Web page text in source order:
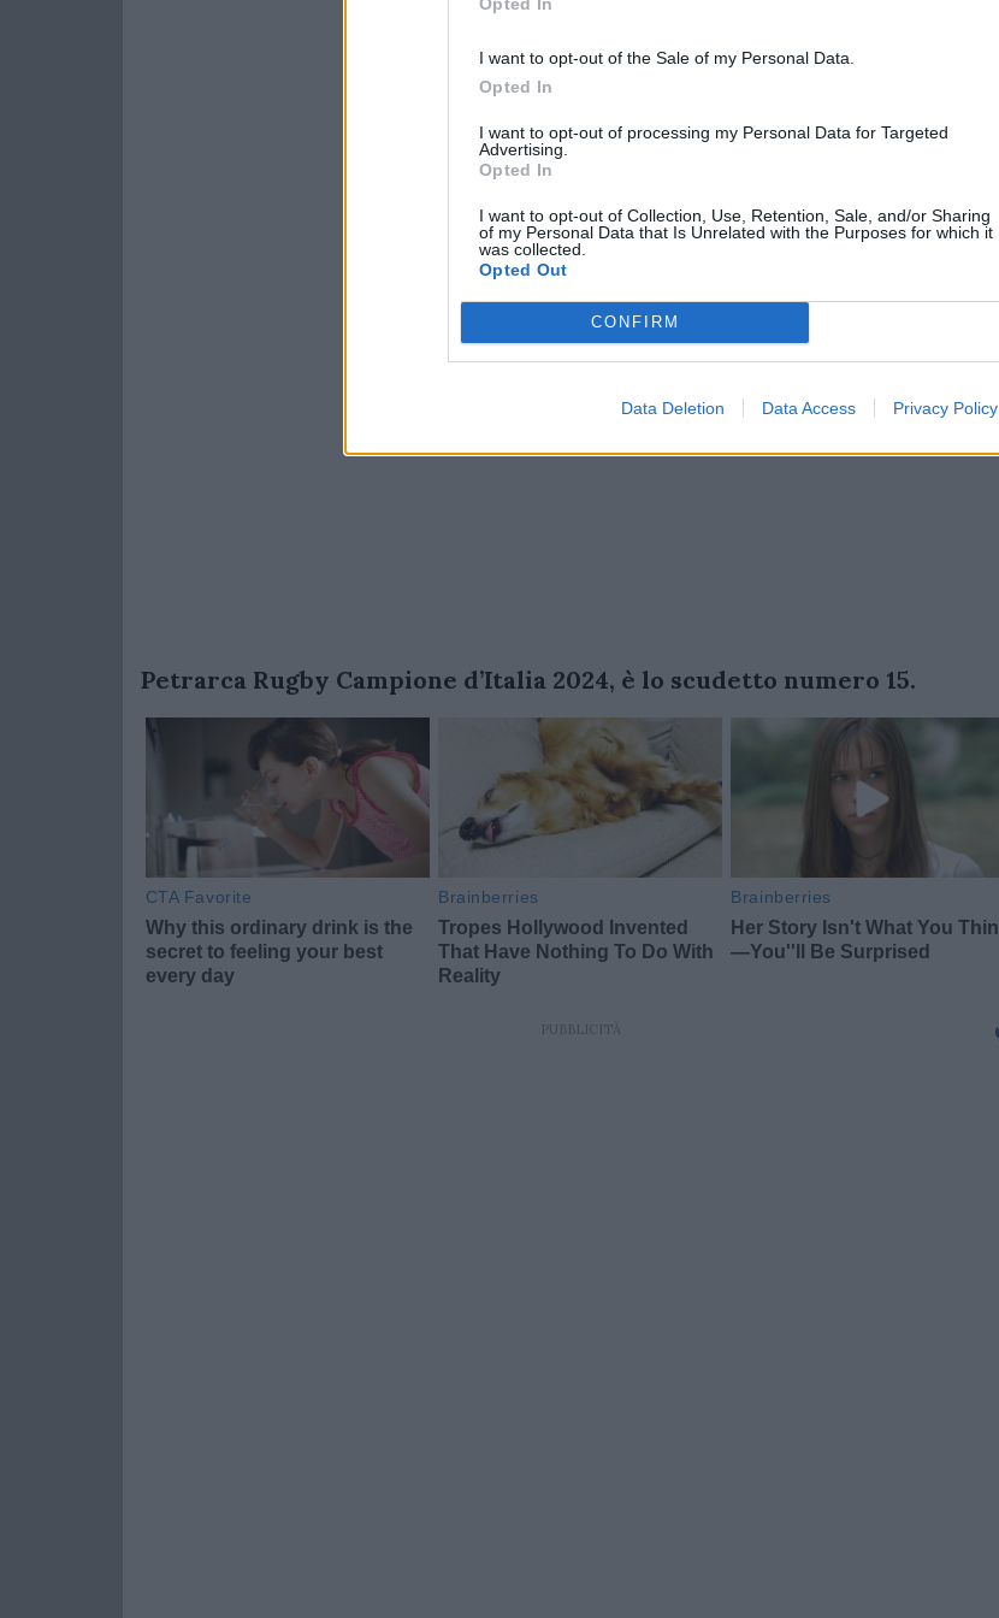
I want to opt-out of the Sale of my Personal Data.
Opted In
I want to opt-out of processing my Personal Data for Targeted
Advertising.
Opted In
I want to opt-out of Collection, Use, Retention, Sale, and/or Sharing
of my Personal Data that Is Unrelated with the Purposes for which it
was collected.
Opted Out
CONFIRM
Data Deletion Data Access Privacy Policy
Petrarca Rugby Campione d’Italia 2024, è lo scudetto numero 15.